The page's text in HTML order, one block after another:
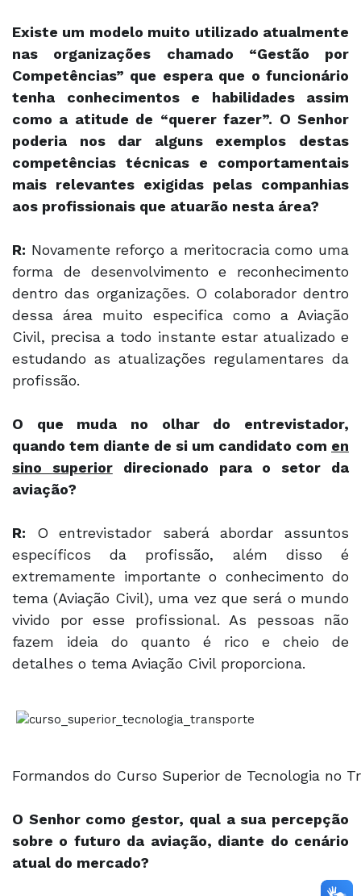
Existe um modelo muito utilizado atualmente
nas organizações chamado “Gestão por
Competências” que espera que o funcionário
tenha conhecimentos e habilidades assim
como a atitude de “querer fazer”. O Senhor
poderia nos dar alguns exemplos destas
competências técnicas e comportamentais
mais relevantes exigidas pelas companhias
aos profissionais que atuarão nesta área?
R: Novamente reforço a meritocracia como uma
forma de desenvolvimento e reconhecimento
dentro das organizações. O colaborador dentro
dessa área muito especifica como a Aviação
Civil, precisa a todo instante estar atualizado e
estudando as atualizações regulamentares da
profissão.
O que muda no olhar do entrevistador,
quando tem diante de si um candidato com en
sino superiordirecionado para o setor da
aviação?
R: O entrevistador saberá abordar assuntos
específicos da profissão, além disso é
extremamente importante o conhecimento do
tema (Aviação Civil), uma vez que será o mundo
vivido por esse profissional. As pessoas não
fazem ideia do quanto é rico e cheio de
detalhes o tema Aviação Civil proporciona.
Formandos do Curso Superior de Tecnologia no
O Senhor como gestor, qual a sua percepção
sobre o futuro da aviação, diante do cenário
atual do mercado?